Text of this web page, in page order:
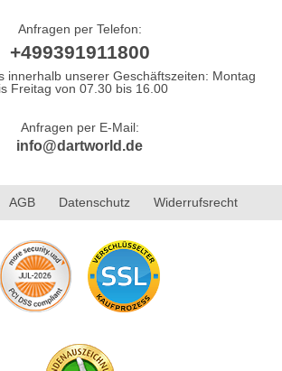
Anfragen per Telefon:
+499391911800
innerhalb unserer Geschäftszeiten: Montag
Freitag von 07.30 bis 16.00
Anfragen per E-Mail:
info@dartworld.de
AGB Datenschutz Widerrufsrecht